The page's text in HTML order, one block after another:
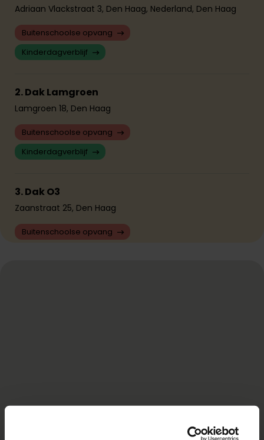
Adriaan Vlackstraat 3, Den Haag, Nederland, Den Haag
Buitenschoolse opvang
Kinderdagverblijf
2. Dak Lamgroen
Lamgroen 18, Den Haag
Buitenschoolse opvang
Kinderdagverblijf
3. Dak O3
Zaanstraat 25, Den Haag
Buitenschoolse opvang